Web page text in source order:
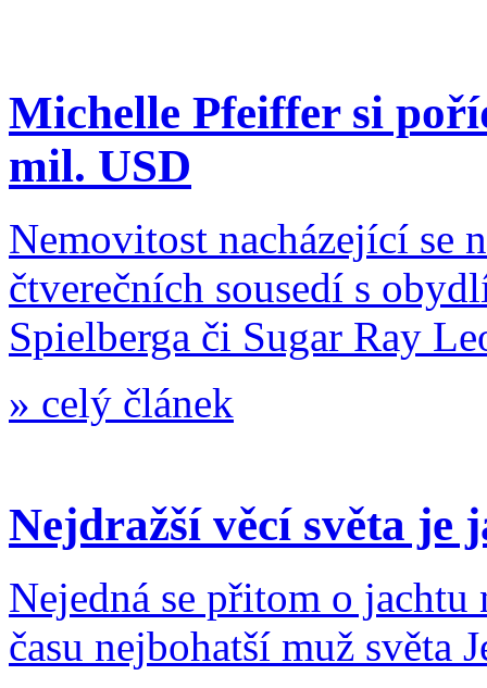
Michelle Pfeiffer si
mil. USD
Nemovitost nacházející se
čtverečních sousedí s
Spielberga či Sugar Ray
» celý článek
Nejdražší věcí světa je
Nejedná se přitom o
času nejbohatší muž světa